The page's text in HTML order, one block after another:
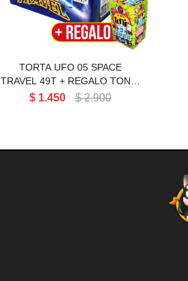
TORTA UFO 05 SPACE
TRAVEL 49T + REGALO TONIC
02 / 9 TIROS
$ 1.450 $ 2.900